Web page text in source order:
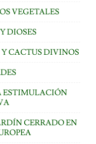
VEGETALES
DIOSES
Y CACTUS DIVINOS
ESTIMULACIÓN
CERRADO EN